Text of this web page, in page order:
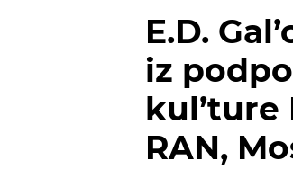
E.D.
iz
kul’ture
RAN,